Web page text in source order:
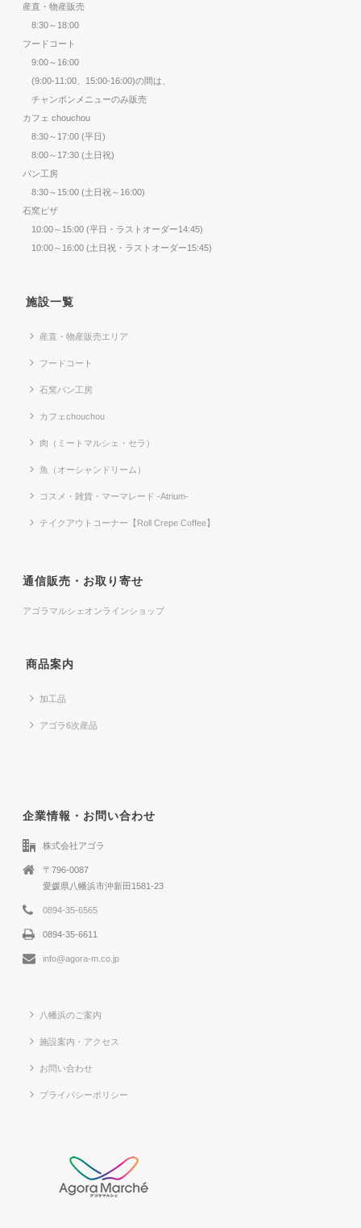
産直・物産販売
8:30～18:00
フードコート
9:00～16:00
(9:00-11:00、15:00-16:00)の間は、
チャンポンメニューのみ販売
カフェ chouchou
8:30～17:00 (平日)
8:00～17:30 (土日祝)
パン工房
8:30～15:00 (土日祝～16:00)
石窯ピザ
10:00～15:00 (平日・ラストオーダー14:45)
10:00～16:00 (土日祝・ラストオーダー15:45)
施設一覧
産直・物産販売エリア
フードコート
石窯パン工房
カフェchouchou
肉（ミートマルシェ・セラ）
魚（オーシャンドリーム）
コスメ・雑貨・マーマレード -Atrium-
テイクアウトコーナー【Roll Crepe Coffee】
通信販売・お取り寄せ
アゴラマルシェオンラインショップ
商品案内
加工品
アゴラ6次産品
企業情報・お問い合わせ
株式会社アゴラ
〒796-0087
愛媛県八幡浜市沖新田1581-23
0894-35-6565
0894-35-6611
info@agora-m.co.jp
八幡浜のご案内
施設案内・アクセス
お問い合わせ
プライバシーポリシー